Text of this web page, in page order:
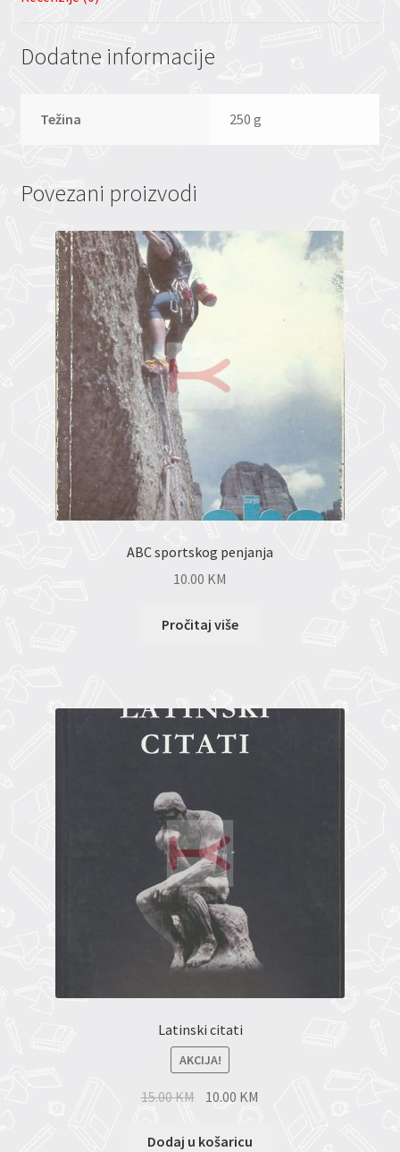
Dodatne informacije
Težina 250 g
Povezani proizvodi
ABC sportskog penjanja
10.00 KM
Pročitaj više
Latinski citati
AKCIJA!
15.00KM 10.00 KM
Dodaj u košaricu